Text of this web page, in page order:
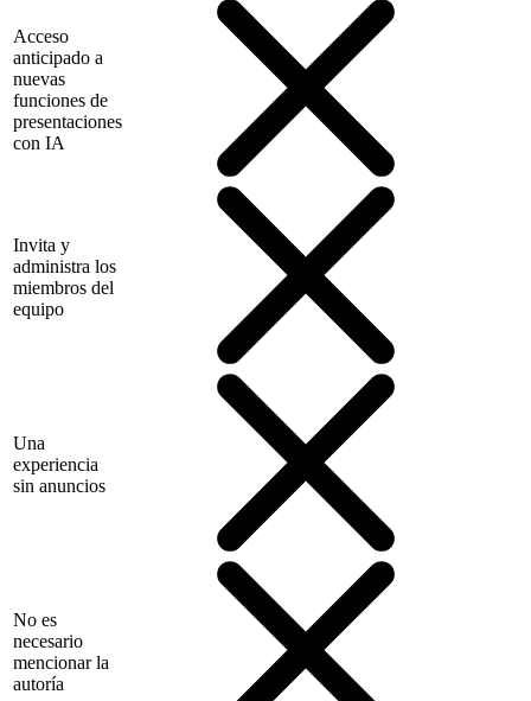
Acceso
anticipado a
nuevas
funciones de
presentaciones
con IA
Invita y
administra los
miembros del
equipo
Una
experiencia
sin anuncios
No es
necesario
mencionar la
autoría